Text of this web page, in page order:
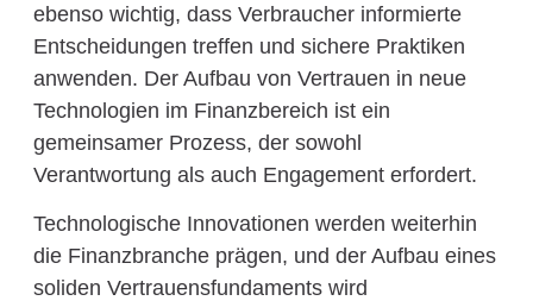
ebenso wichtig, dass Verbraucher informierte
Entscheidungen treffen und sichere Praktiken
anwenden. Der Aufbau von Vertrauen in neue
Technologien im Finanzbereich ist ein
gemeinsamer Prozess, der sowohl
Verantwortung als auch Engagement erfordert.
Technologische Innovationen werden weiterhin
die Finanzbranche prägen, und der Aufbau eines
soliden Vertrauensfundaments wird